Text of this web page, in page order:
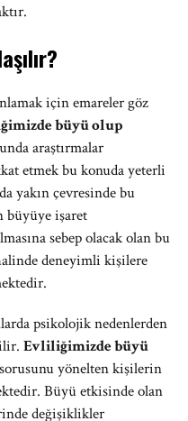
için emareler göz
büyü olup
araştırmalar
etmek bu konuda yeterli
yakın çevresinde bu
büyüye işaret
sebep olacak olan bu
deneyimli kişilere
psikolojik nedenlerden
Evliliğimizde büyü
sorusunu yönelten kişilerin
Büyü etkisinde olan
değişiklikler